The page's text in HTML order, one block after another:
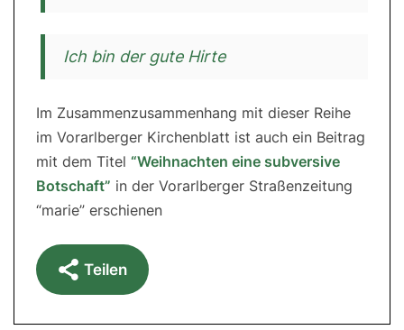
Ich bin der gute Hirte
Im Zusammenzusammenhang mit dieser Reihe
im Vorarlberger Kirchenblatt ist auch ein Beitrag
mit dem Titel “Weihnachten eine subversive
Botschaft” in der Vorarlberger Straßenzeitung
“marie” erschienen
Teilen